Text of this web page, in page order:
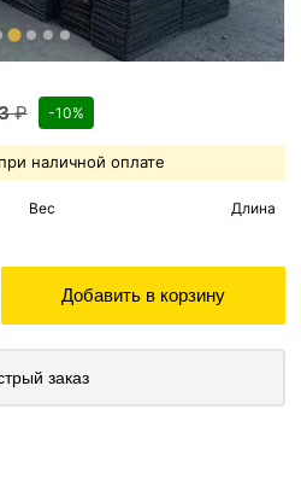
₽ -10%
наличной оплате
Вес Длина
Добавить в корзину
заказ